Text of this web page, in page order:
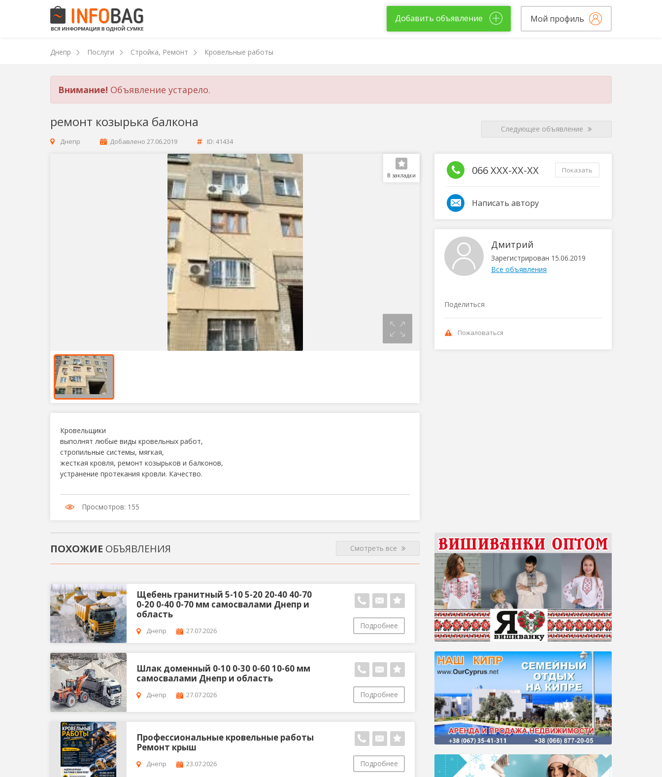
Добавить объявление Мой профиль
Днепр Послуги Стройка, Ремонт Кровельные работы
Внимание! Объявление устарело.
ремонт козырька балкона
Днепр Добавлено 27.06.2019 ID: 41434
Следующее объявление
В закладки
Кровельщики
выполнят любые виды кровельных работ,
стропильные системы, мягкая,
жесткая кровля, ремонт козырьков и балконов,
устранение протекания кровли. Качество.
Просмотров: 155
066 XXX-XX-XX Показать
Написать автору
Дмитрий
Зарегистрирован 15.06.2019
Все объявления
Поделиться
Пожаловаться
ПОХОЖИЕ ОБЪЯВЛЕНИЯ Смотреть все
Щебень гранитный 5-10 5-20 20-40 40-70
0-20 0-40 0-70 мм самосвалами Днепр и
область
Днепр 27.07.2026
Подробнее
Шлак доменный 0-10 0-30 0-60 10-60 мм
самосвалами Днепр и область
Днепр 27.07.2026 Подробнее
Профессиональные кровельные работы
Ремонт крыш
Днепр 23.07.2026 Подробнее